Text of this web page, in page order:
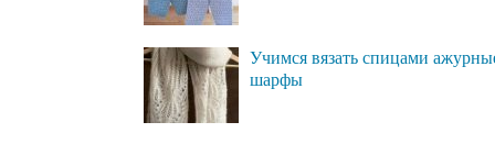
Учимся вязать спицами
шарфы